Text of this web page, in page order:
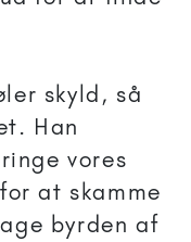
skyld, så
Han
vores
at skamme
byrden af